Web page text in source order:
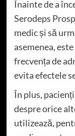
Înainte de a
Serodeps
medic și să
asemenea,
frecvența de
evita efectele
În plus,
despre orice
utilizează,